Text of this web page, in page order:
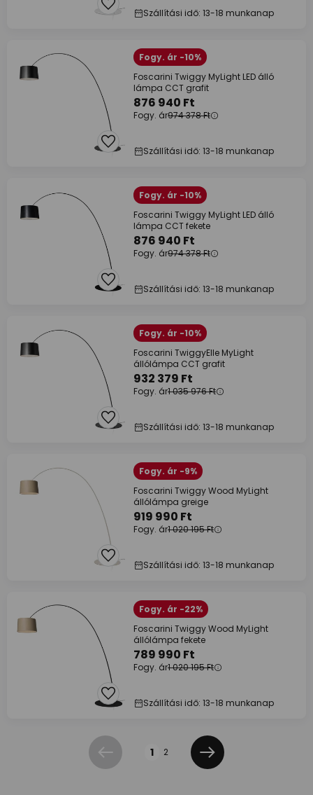
Szállítási idő: 13-18 munkanap
Fogy. ár -10%
Foscarini Twiggy MyLight LED álló
lámpa CCT grafit
876 940 Ft
Fogy. ár974 378 Ft
Szállítási idő: 13-18 munkanap
Fogy. ár -10%
Foscarini Twiggy MyLight LED álló
lámpa CCT fekete
876 940 Ft
Fogy. ár974 378 Ft
Szállítási idő: 13-18 munkanap
Fogy. ár -10%
Foscarini TwiggyElle MyLight
állólámpa CCT grafit
932 379 Ft
Fogy. ár1 035 976 Ft
Szállítási idő: 13-18 munkanap
Fogy. ár -9%
Foscarini Twiggy Wood MyLight
állólámpa greige
919 990 Ft
Fogy. ár1 020 195 Ft
Szállítási idő: 13-18 munkanap
Fogy. ár -22%
Foscarini Twiggy Wood MyLight
állólámpa fekete
789 990 Ft
Fogy. ár1 020 195 Ft
Szállítási idő: 13-18 munkanap
Előző 1 2
Következő